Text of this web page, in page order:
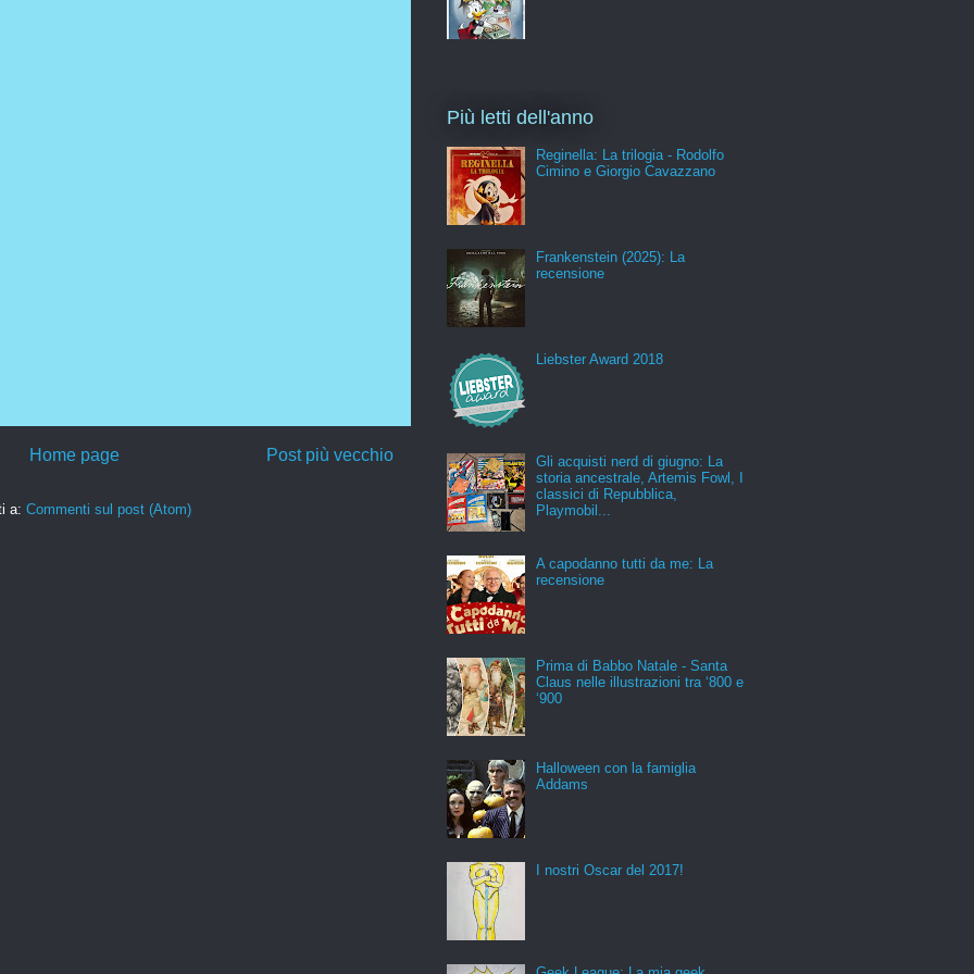
Post più vecchio
Home page
a: Commenti sul post (Atom)
Più letti dell'anno
Reginella: La trilogia - Rodolfo
Cimino e Giorgio Cavazzano
Frankenstein (2025): La
recensione
Liebster Award 2018
Gli acquisti nerd di giugno: La
storia ancestrale, Artemis Fowl, I
classici di Repubblica,
Playmobil...
A capodanno tutti da me: La
recensione
Prima di Babbo Natale - Santa
Claus nelle illustrazioni tra ‘800 e
‘900
Halloween con la famiglia
Addams
I nostri Oscar del 2017!